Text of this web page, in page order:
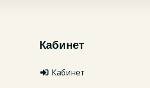
Кабинет
Кабинет